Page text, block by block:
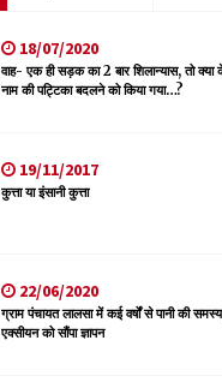
18/07/2020
वाह- एक ही सड़क का 2 बार शिलान्यास, तो
नाम की पट्टिका बदलने को किया गया…?
19/11/2017
कुत्ता या इंसानी कुत्ता
22/06/2020
ग्राम पंचायत लालसा में कई वर्षों से पानी की
एक्सीयन को सौंपा ज्ञापन